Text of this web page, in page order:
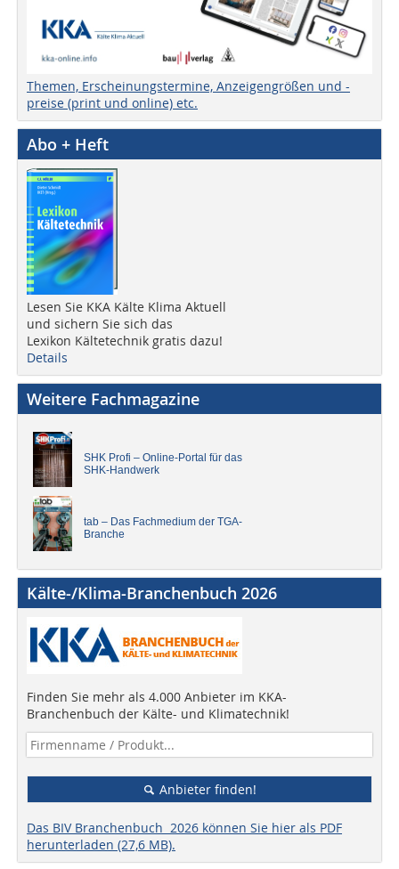
Themen, Erscheinungstermine, Anzeigengrößen und -
preise (print und online) etc.
Abo + Heft
Lesen Sie KKA Kälte Klima Aktuell
und sichern Sie sich das
Lexikon Kältetechnik gratis dazu!
Details
Weitere Fachmagazine
SHK Profi – Online-Portal für das
SHK-Handwerk
tab – Das Fachmedium der TGA-
Branche
Kälte-/Klima-Branchenbuch 2026
Finden Sie mehr als 4.000 Anbieter im KKA-
Branchenbuch der Kälte- und Klimatechnik!
Anbieter finden!
Das BIV Branchenbuch 2026 können Sie hier als PDF
herunterladen (27,6 MB).